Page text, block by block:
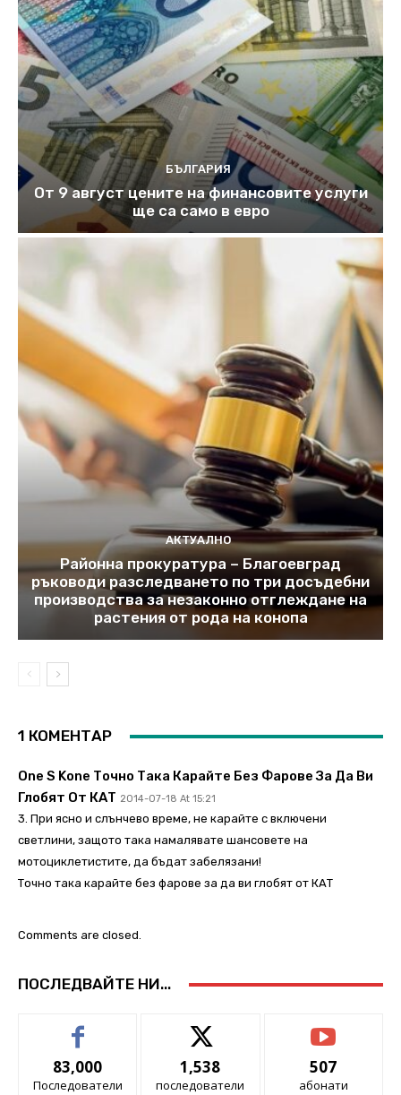
БЪЛГАРИЯ
От 9 август цените на финансовите услуги
ще са само в евро
АКТУАЛНО
Районна прокуратура – Благоевград
ръководи разследването по три досъдебни
производства за незаконно отглеждане на
растения от рода на конопа
1 КОМЕНТАР
One S Kone Точно Така Карайте Без Фарове За Да Ви
Глобят От КАТ 2014-07-18 At 15:21
3. При ясно и слънчево време, не карайте с включени
светлини, защото така намалявате шансовете на
мотоциклетистите, да бъдат забелязани!
Точно така карайте без фарове за да ви глобят от КАТ
Comments are closed.
ПОСЛЕДВАЙТЕ НИ...
83,000
Последователи
1,538
последователи
507
абонати